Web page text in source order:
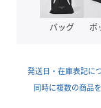
バッグ ボ
発送日・在庫表記に
同時に複数の商品